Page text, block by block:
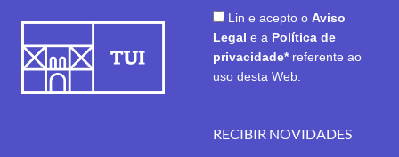
Lin e acepto o Aviso
Legal e a Política de
privacidade* referente ao
uso desta Web.
RECIBIR NOVIDADES